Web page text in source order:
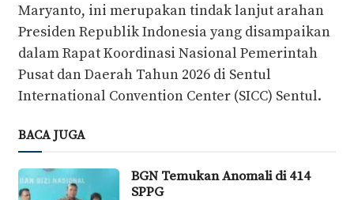
Maryanto, ini merupakan tindak lanjut arahan
Presiden Republik Indonesia yang disampaikan
dalam Rapat Koordinasi Nasional Pemerintah
Pusat dan Daerah Tahun 2026 di Sentul
International Convention Center (SICC) Sentul.
BACA JUGA
BGN Temukan Anomali di 414
SPPG